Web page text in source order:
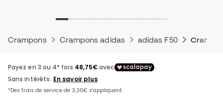
Crampons Crampons adidas adidas F50